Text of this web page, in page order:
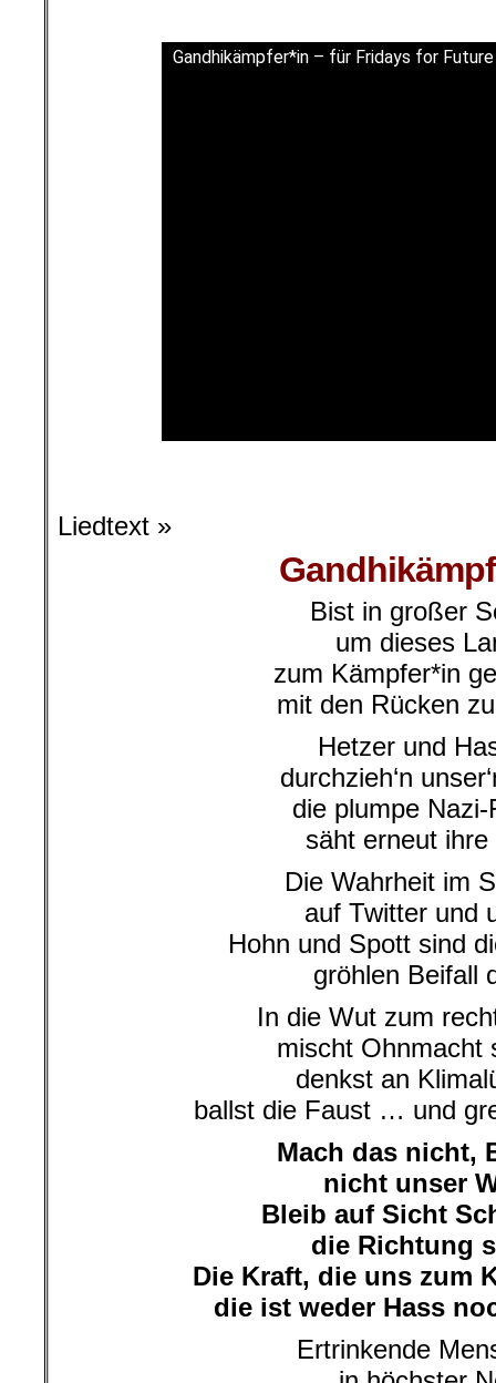
Gandhikämpfer*in – für Fridays for Future
Liedtext »
Bist in großer
um dieses
zum Kämpfer*in
mit den Rücken
Hetzer und
durchzieh‘n
die plumpe Nazi-
säht erneut ihre
Die Wahrheit im
auf Twitter und
Hohn und Spott sind
gröhlen Beifall
In die Wut zum
mischt Ohnmacht
denkst an
ballst die Faust … und
Mach das nicht,
nicht unser
Bleib auf Sicht
die Richtung
Die Kraft, die uns zum
die ist weder Hass
Ertrinkende